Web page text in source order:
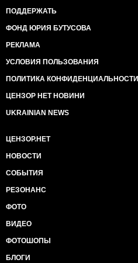
ПОДДЕРЖАТЬ
ФОНД ЮРИЯ БУТУСОВА
РЕКЛАМА
УСЛОВИЯ ПОЛЬЗОВАНИЯ
ПОЛИТИКА КОНФИДЕНЦИАЛЬНОСТИ
ЦЕНЗОР НЕТ НОВИНИ
UKRAINIAN NEWS
ЦЕНЗОР.НЕТ
НОВОСТИ
СОБЫТИЯ
РЕЗОНАНС
ФОТО
ВИДЕО
ФОТОШОПЫ
БЛОГИ